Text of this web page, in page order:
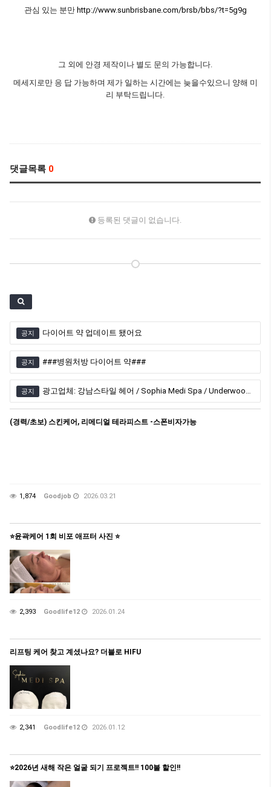
관심 있는 분만 http://www.sunbrisbane.com/brsb/bbs/?t=5g9g
그 외에 안경 제작이나 별도 문의 가능합니다.
메세지로만 응 답 가능하며 제가 일하는 시간에는 늦을수있으니 양해 미
리 부탁드립니다.
댓글목록 0
등록된 댓글이 없습니다.
공지 다이어트 약 업데이트 됐어요
공지 ###병원처방 다이어트 약###
공지 광고업체: 강남스타일 헤어 / Sophia Medi Spa / Underwood Health Clinic / 엠비언스 한인 레이저 클리닉
(경력/초보) 스킨케어, 리메디얼 테라피스트 -스폰비자가능
1,874 Goodjob 2026.03.21
⭐️윤곽케어 1회 비포 애프터 사진 ⭐️
2,393 Goodlife12 2026.01.24
리프팅 케어 찾고 계셨나요? 더블로 HIFU
2,341 Goodlife12 2026.01.12
⭐️2026년 새해 작은 얼굴 되기 프로젝트!! 100불 할인!!